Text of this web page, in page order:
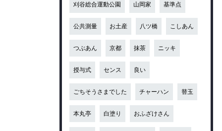
刈谷総合運動公園 山岡家 基準点
公共測量 お土産 八ツ橋 こしあん
つぶあん 京都 抹茶 ニッキ
授与式 センス 良い
ごちそうさまでした チャーハン 替玉
本丸亭 白塗り おふざけさん